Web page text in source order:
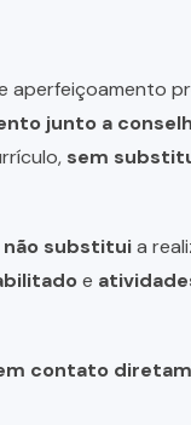
aperfeiçoamento
junto a
sem
não substituia
e
contato